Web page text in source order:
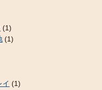
(1)
(1)
イ (1)